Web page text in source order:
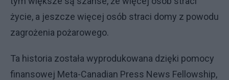
życie, a jeszcze więcej osób straci domy z powodu
zagrożenia pożarowego.
Ta historia została wyprodukowana dzięki pomocy
finansowej Meta-Canadian Press News Fellowship,